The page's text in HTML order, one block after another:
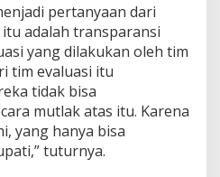
pertanyaan dari
adalah transparansi
yang dilakukan oleh tim
tim evaluasi itu
tidak bisa
mutlak atas itu. Karena
yang hanya bisa
tuturnya.